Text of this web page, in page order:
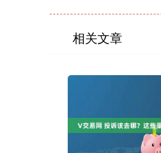
相关文章